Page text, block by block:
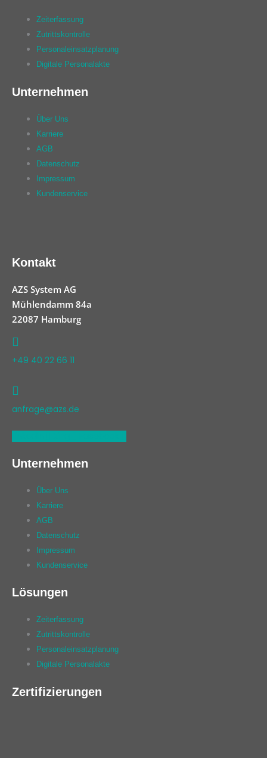
Zeiterfassung
Zutrittskontrolle
Personaleinsatzplanung
Digitale Personalakte
Unternehmen
Über Uns
Karriere
AGB
Datenschutz
Impressum
Kundenservice
Kontakt
AZS System AG
Mühlendamm 84a
22087 Hamburg
+49 40 22 66 11
anfrage@azs.de
Unternehmen
Über Uns
Karriere
AGB
Datenschutz
Impressum
Kundenservice
Lösungen
Zeiterfassung
Zutrittskontrolle
Personaleinsatzplanung
Digitale Personalakte
Zertifizierungen